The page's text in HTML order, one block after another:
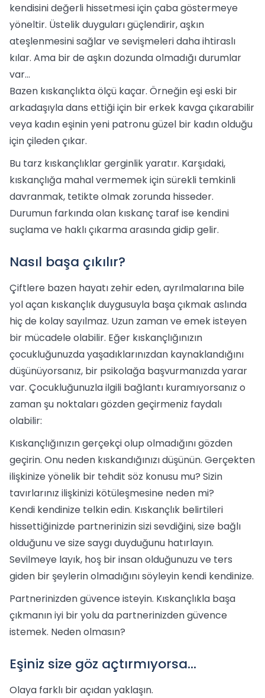
kendisini değerli hissetmesi için çaba göstermeye
yöneltir. Üstelik duyguları güçlendirir, aşkın
ateşlenmesini sağlar ve sevişmeleri daha ihtiraslı
kılar. Ama bir de aşkın dozunda olmadığı durumlar
var...
Bazen kıskançlıkta ölçü kaçar. Örneğin eşi eski bir
arkadaşıyla dans ettiği için bir erkek kavga çıkarabilir
veya kadın eşinin yeni patronu güzel bir kadın olduğu
için çileden çıkar.
Bu tarz kıskançlıklar gerginlik yaratır. Karşıdaki,
kıskançlığa mahal vermemek için sürekli temkinli
davranmak, tetikte olmak zorunda hisseder.
Durumun farkında olan kıskanç taraf ise kendini
suçlama ve haklı çıkarma arasında gidip gelir.
Nasıl başa çıkılır?
Çiftlere bazen hayatı zehir eden, ayrılmalarına bile
yol açan kıskançlık duygusuyla başa çıkmak aslında
hiç de kolay sayılmaz. Uzun zaman ve emek isteyen
bir mücadele olabilir. Eğer kıskançlığınızın
çocukluğunuzda yaşadıklarınızdan kaynaklandığını
düşünüyorsanız, bir psikolağa başvurmanızda yarar
var. Çocukluğunuzla ilgili bağlantı kuramıyorsanız o
zaman şu noktaları gözden geçirmeniz faydalı
olabilir:
Kıskançlığınızın gerçekçi olup olmadığını gözden
geçirin. Onu neden kıskandığınızı düşünün. Gerçekten
ilişkinize yönelik bir tehdit söz konusu mu? Sizin
tavırlarınız ilişkinizi kötüleşmesine neden mi?
Kendi kendinize telkin edin. Kıskançlık belirtileri
hissettiğinizde partnerinizin sizi sevdiğini, size bağlı
olduğunu ve size saygı duyduğunu hatırlayın.
Sevilmeye layık, hoş bir insan olduğunuzu ve ters
giden bir şeylerin olmadığını söyleyin kendi kendinize.
Partnerinizden güvence isteyin. Kıskançlıkla başa
çıkmanın iyi bir yolu da partnerinizden güvence
istemek. Neden olmasın?
Eşiniz size göz açtırmıyorsa...
Olaya farklı bir açıdan yaklaşın.